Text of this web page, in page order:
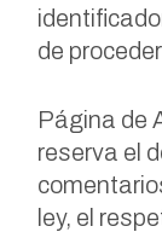
de
Página de
reserva el
ley, el